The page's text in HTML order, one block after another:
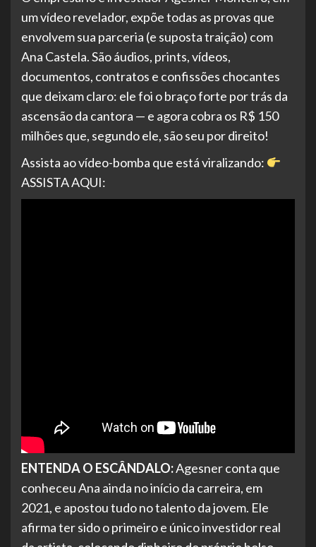
um vídeo revelador, expõe todas as provas que
envolvem sua parceria (e suposta traição) com
Ana Castela. São áudios, prints, vídeos,
documentos, contratos e confissões chocantes
que deixam claro: ele foi o braço forte por trás da
ascensão da cantora — e agora cobra os R$ 150
milhões que, segundo ele, são seu por direito!
Assista ao vídeo-bomba que está viralizando:
ASSISTA AQUI:
ENTENDA O ESCÂNDALO:Agesner conta que
conheceu Ana ainda no início da carreira, em
2021, e apostou tudo no talento da jovem. Ele
afirma ter sido o primeiro e único investidor real